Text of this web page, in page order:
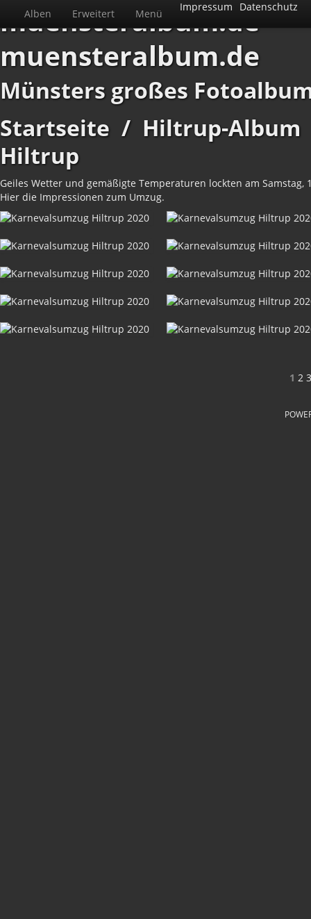
Alben Erweitert Menü
Impressum Datenschutz
muensteralbum.de
muensteralbum.de
Münsters großes
Startseite / Hiltrup-Album
Hiltrup
Geiles Wetter und gemäßigte Temperaturen lockten am
Hier die Impressionen zum Umzug.
1 2 3